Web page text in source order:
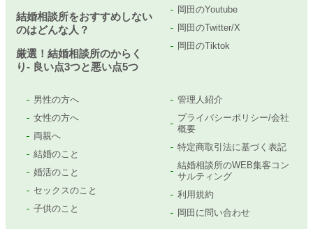
結婚相談所をおすすめしない
のはどんな人？
厳選！結婚相談所のからく
り- 良い点3つと悪い点5つ
岡田のYoutube
岡田のTwitter/X
岡田のTiktok
男性の方へ
女性の方へ
両親へ
結婚のこと
婚活のこと
セックスのこと
子供のこと
管理人紹介
プライバシーポリシー/会社
概要
特定商取引法に基づく表記
結婚相談所のWEB集客コン
サルティング
利用規約
岡田に問い合わせ